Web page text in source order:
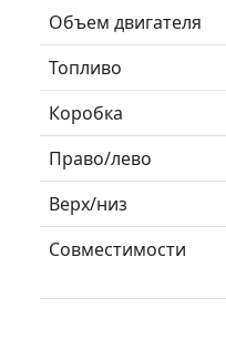
Объем двигателя
Топливо
Коробка
Право/лево
Верх/низ
Совместимости